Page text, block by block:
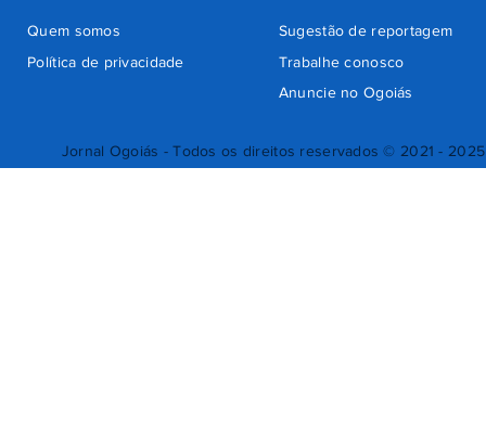
Jornal Ogoiás - Todos os direitos reservados © 2021 - 2025
Quem somos
Sugestão de reportagem
Trabalhe conosco
Política de privacidade
Anuncie no Ogoiás